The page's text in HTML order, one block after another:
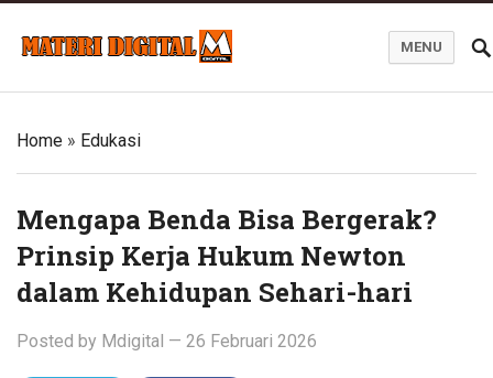
MENU
Home » Edukasi
Mengapa Benda Bisa Bergerak?
Prinsip Kerja Hukum Newton
dalam Kehidupan Sehari-hari
Posted by Mdigital — 26 Februari 2026